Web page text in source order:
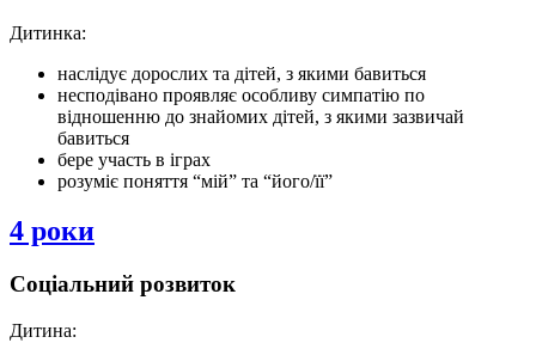
Дитинка:
наслідує дорослих та дітей, з якими бавиться
несподівано проявляє особливу симпатію по
відношенню до знайомих дітей, з якими зазвичай
бавиться
бере участь в іграх
розуміє поняття “мій” та “його/її”
4 роки
Соціальний розвиток
Дитина: